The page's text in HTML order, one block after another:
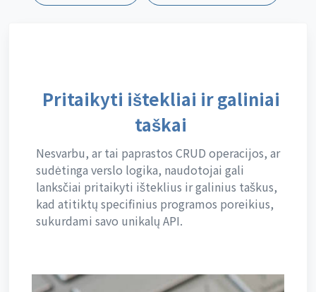
Pritaikyti ištekliai ir galiniai
taškai
Nesvarbu, ar tai paprastos CRUD operacijos, ar
sudėtinga verslo logika, naudotojai gali
lanksčiai pritaikyti išteklius ir galinius taškus,
kad atitiktų specifinius programos poreikius,
sukurdami savo unikalų API.